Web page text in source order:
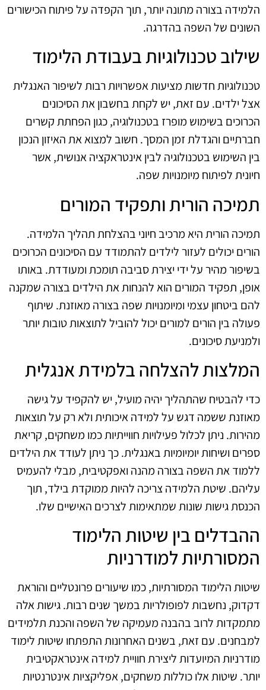
הלמידה בצורה מתונה יותר, תוך הקפדה על פיתוח הכישורים
השונים של השפה בהדרגה.
שילוב טכנולוגיות בעבודת הלימוד
טכנולוגיות חדשות מציעות אפשרויות רבות לשיפור האנגלית
אצל ילדים. עם זאת, יש לקחת בחשבון את הסיכונים
הכרוכים בשימוש מופרז בטכנולוגיה, כגון הפחתת קשרים
חברתיים והגדלת זמן המסך. חשוב למצוא את האיזון הנכון
בין השימוש בטכנולוגיה לבין אינטראקציה אנושית, אשר
חיונית לפיתוח מיומנויות שפה.
תמיכה הורית ותפקיד המורים
תמיכה הורית היא מרכיב חיוני בהצלחת תהליך הלמידה.
הורים יכולים לעזור לילדים להתמודד עם הסיכונים הכרוכים
בשיפור מהיר על ידי יצירת סביבה תומכת ומעודדת. באותו
אופן, תפקיד המורים הוא להנחות את הילדים בצורה שמקנה
להם ביטחון עצמי ומיומנויות שפה בצורה מאוזנת. שיתוף
פעולה בין הורים למורים יכול להוביל לתוצאות טובות יותר
ולמניעת סיכונים.
המלצות להצלחה בלמידת אנגלית
כדי להבטיח שהתהליך יהיה מועיל, יש להקפיד על גישה
מאוזנת ששמה דגש על למידה איכותית ולא רק על תוצאות
מהירות. ניתן לכלול פעילויות חווייתיות כמו משחקים, קריאת
ספרים ושיחות יומיומיות באנגלית. כך ניתן לעודד את הילדים
ללמוד את השפה בצורה מהנה ואפקטיבית, מבלי להעמיס
עליהם. שיטת הלמידה צריכה להיות ממוקדת בילד, תוך
הכנסת גישות שונות שמתאימות לצרכים האישיים שלו.
ההבדלים בין שיטות הלימוד
המסורתיות למודרניות
שיטות הלימוד המסורתיות, כמו שיעורים פרונטליים והוראת
דקדוק, נחשבות לפופולריות במשך שנים רבות. גישות אלה
מתמקדות לרוב בהבנה מעמיקה של השפה והכנת תלמידים
למבחנים. עם זאת, בשנים האחרונות התפתחו שיטות לימוד
מודרניות המיועדות ליצירת חוויית למידה אינטראקטיבית
יותר. שיטות אלו כוללות משחקים, אפליקציות אינטרנטיות